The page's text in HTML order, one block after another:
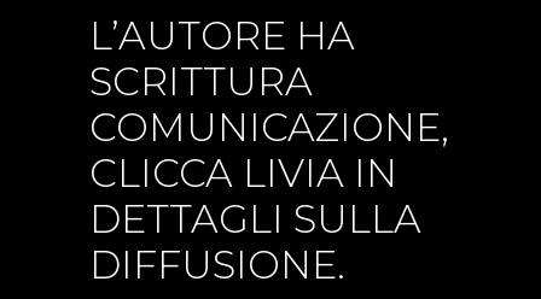
L’AUTORE HA
SCRITTURA
COMUNICAZIONE,
CLICCA LIVIA IN
DETTAGLI SULLA
DIFFUSIONE.